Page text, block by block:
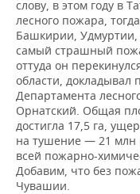
слову, в этом году в
лесного пожара,
Башкирии,
самый страшный
оттуда он
области, докладывал
Департамента
Орнатский. Общая
достигла 17,5 га,
на тушение — 21 млн
всей пожарно-
Добавим, что без
Чувашии.